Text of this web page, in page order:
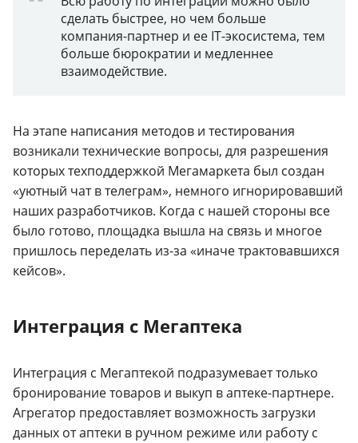
сделать быстрее, но чем больше
компания-партнер и ее IT-экосистема, тем
больше бюрократии и медленнее
взаимодействие.
На этапе написания методов и тестирования
возникали технические вопросы, для разрешения
которых техподдержкой Мегамаркета был создан
«уютный чат в телеграм», немного игнорировавший
наших разработчиков. Когда с нашей стороны все
было готово, площадка вышла на связь и многое
пришлось переделать из-за «иначе трактовавшихся
кейсов».
Интеграция с Мегаптека
Интеграция с Мегаптекой подразумевает только
бронирование товаров и выкуп в аптеке-партнере.
Агрегатор предоставляет возможность загрузки
данных от аптеки в ручном режиме или работу с